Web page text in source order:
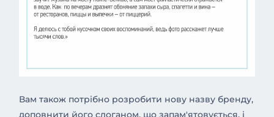
Вам також потрібно розробити нову назву бренду,
доповнити його слоганом, що запам'ятовується, і